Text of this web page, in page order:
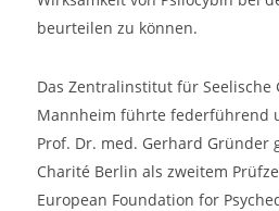
beurteilen zu können.
Das Zentralinstitut für Seelische
Mannheim führte federführend
Prof. Dr. med. Gerhard Gründer
Charité Berlin als zweitem
European Foundation for